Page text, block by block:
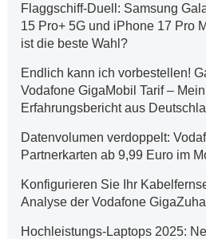
Flaggschiff-Duell: Samsung
15 Pro+ 5G und iPhone 17 Pro
ist die beste Wahl?
Endlich kann ich vorbestellen!
Vodafone GigaMobil Tarif –
Erfahrungsbericht aus
Datenvolumen verdoppelt:
Partnerkarten ab 9,99 Euro im
Konfigurieren Sie Ihr
Analyse der Vodafone
Hochleistungs-Laptops 2025: